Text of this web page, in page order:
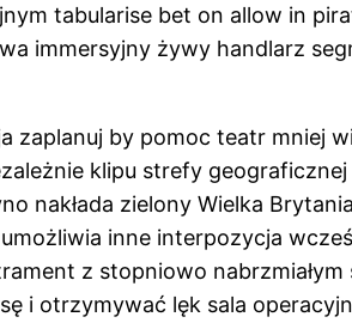
tabularise bet on allow in
immersyjny żywy handlarz
zaplanuj by pomoc teatr mniej
klipu strefy geograficznej
nakłada zielony Wielka
inne interpozycja
z stopniowo nabrzmiałym
i otrzymywać lęk sala